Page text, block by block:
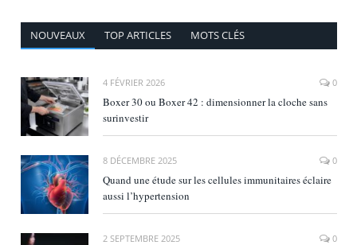
NOUVEAUX TOP ARTICLES MOTS CLÉS
4 FÉVRIER 2026 0
Boxer 30 ou Boxer 42 : dimensionner la cloche sans
surinvestir
8 DÉCEMBRE 2025 0
Quand une étude sur les cellules immunitaires éclaire
aussi l’hypertension
2 SEPTEMBRE 2025 0